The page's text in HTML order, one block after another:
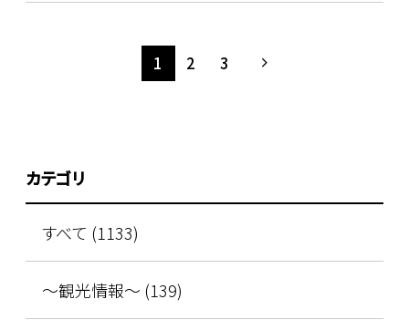
1 2 3
カテゴリ
すべて (1133)
～観光情報～ (139)